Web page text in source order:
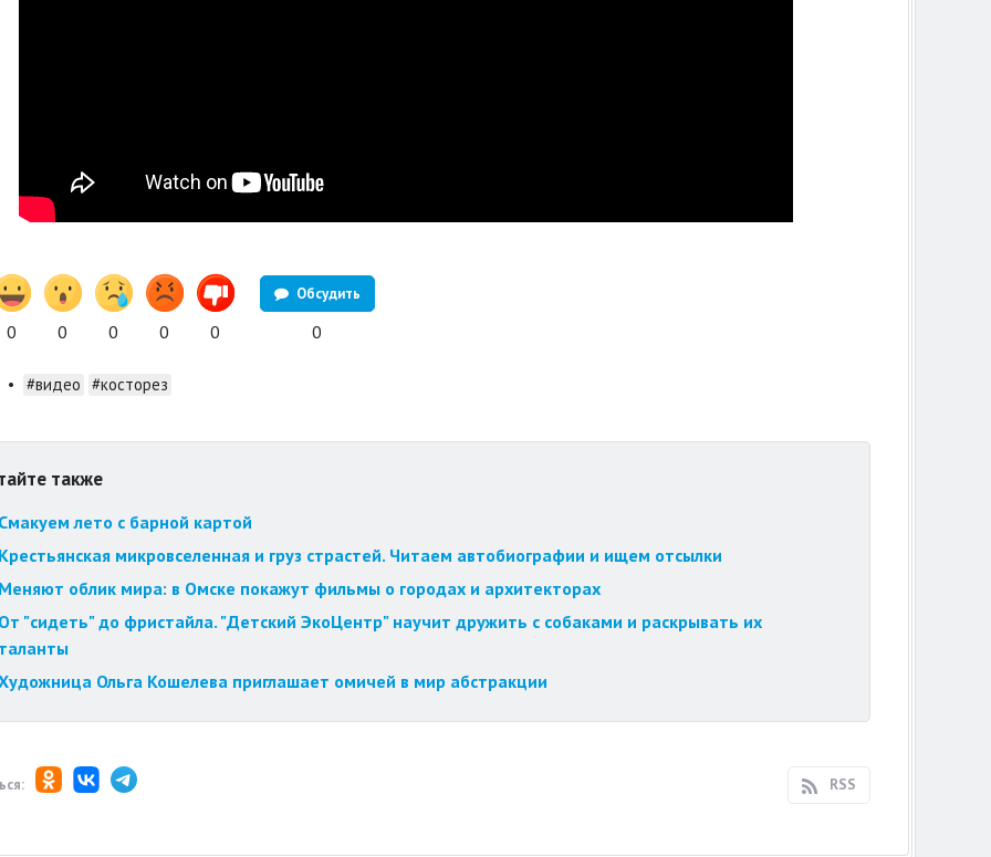
0 0 0 0 0
Обсудить
0
#видео #косторез
также
лето с барной картой
микровселенная и груз страстей. Читаем автобиографии и ищем отсылки
облик мира: в Омске покажут фильмы о городах и архитекторах
"сидеть" до фристайла. "Детский ЭкоЦентр" научит дружить с собаками и раскрывать их
Ольга Кошелева приглашает омичей в мир абстракции
RSS